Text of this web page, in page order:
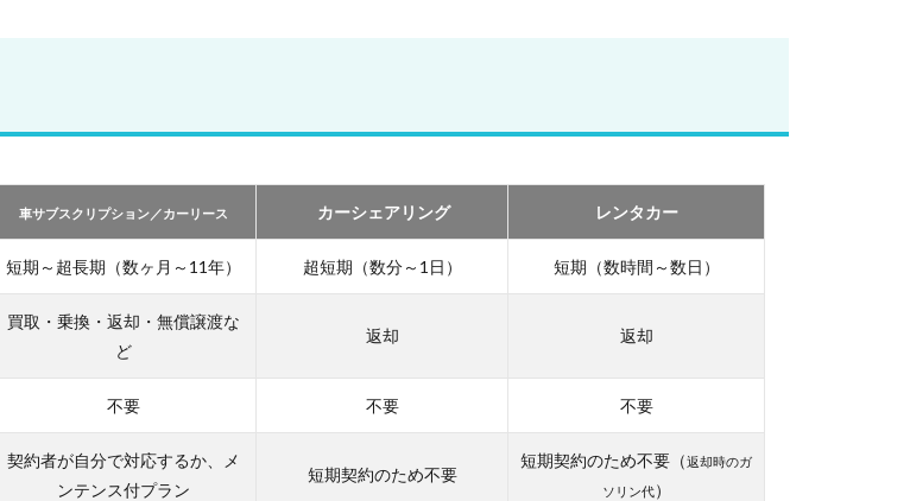
車サブスクリプション／カーリース カーシェアリング レンタカー
短期～超長期（数ヶ月～11年） 超短期（数分～1日） 短期（数時間～数日）
買取・乗換・返却・無償譲渡な
ど
返却 返却
不要 不要 不要
契約者が自分で対応するか、メ
ンテンス付プラン
短期契約のため不要
短期契約のため不要（返却時のガ
ソリン代）